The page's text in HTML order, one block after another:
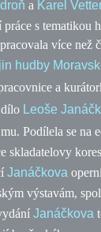
a Karel
s tematikou
více než
hudby
a
dílo Leoše
Podílela se na
skladatelovy
Janáčkova
výstavám,
Janáčkova